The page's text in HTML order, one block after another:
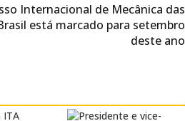
Internacional de Mecânica das
está marcado para setembro
deste ano